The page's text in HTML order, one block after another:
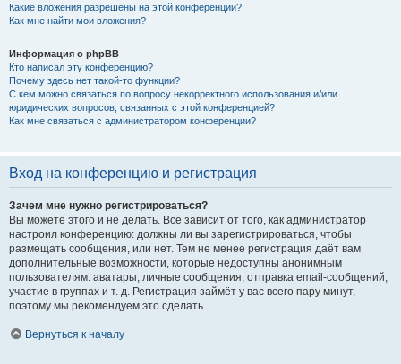
Какие вложения разрешены на этой конференции?
Как мне найти мои вложения?
Информация о phpBB
Кто написал эту конференцию?
Почему здесь нет такой-то функции?
С кем можно связаться по вопросу некорректного использования и/или
юридических вопросов, связанных с этой конференцией?
Как мне связаться с администратором конференции?
Вход на конференцию и регистрация
Зачем мне нужно регистрироваться?
Вы можете этого и не делать. Всё зависит от того, как администратор
настроил конференцию: должны ли вы зарегистрироваться, чтобы
размещать сообщения, или нет. Тем не менее регистрация даёт вам
дополнительные возможности, которые недоступны анонимным
пользователям: аватары, личные сообщения, отправка email-сообщений,
участие в группах и т. д. Регистрация займёт у вас всего пару минут,
поэтому мы рекомендуем это сделать.
Вернуться к началу